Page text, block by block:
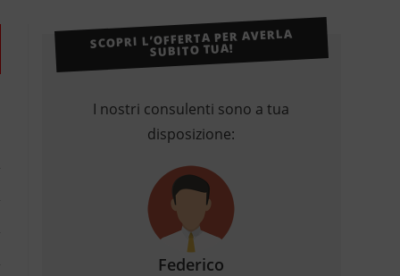
SCOPRI L’OFFERTA PER AVERLA
SUBITO TUA!
I nostri consulenti sono a tua
disposizione:
Federico